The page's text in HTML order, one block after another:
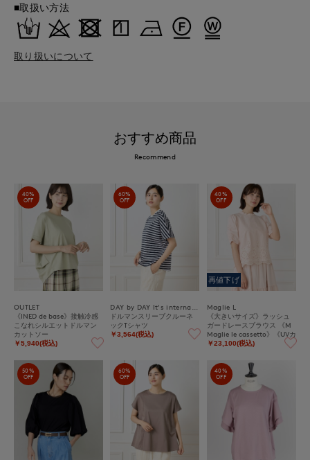
■取扱い方法
取り扱いについて
おすすめ商品
Recommend
40%
OFF
OUTLET
《INED de base》接触冷感
こなれシルエットドルマン
カットソー
￥5,940(税込)
60%
OFF
ドルマンスリーブクルーネ
ックTシャツ
￥3,564(税込)
40%
OFF
再値下げ
Maglie L
《大きいサイズ》ラッシュ
ガードレースブラウス 《M
Maglie le cassetto》《UVカ
ット・撥水加工》
￥23,100(税込)
50%
OFF
60%
OFF
40%
OFF